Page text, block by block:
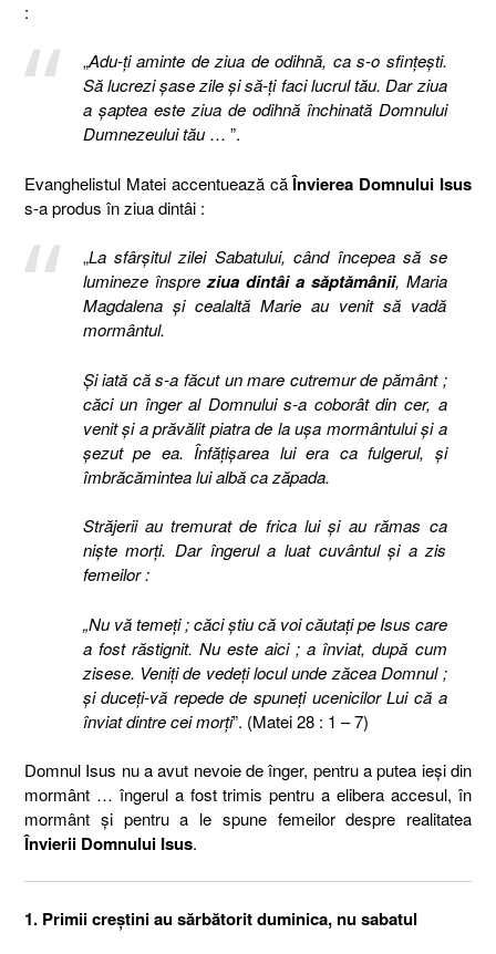
:
„Adu-ţi aminte de ziua de odihnă, ca s-o sfinţeşti.
Să lucrezi şase zile şi să-ţi faci lucrul tău. Dar ziua
a şaptea este ziua de odihnă închinată Domnului
Dumnezeului tău… ”.
Evanghelistul Matei accentuează căÎnvierea Domnului Isus
s-a produs în ziua dintâi :
„La sfârşitul zilei Sabatului, când începea să se
lumineze înspre ziua dintâi a săptămânii, Maria
Magdalena şi cealaltă Marie au venit să vadă
mormântul.
Şi iată că s-a făcut un mare cutremur de pământ ;
căci un înger al Domnului s-a coborât din cer, a
venit şi a prăvălit piatra de la uşa mormântului şi a
şezut pe ea. Înfăţişarea lui era ca fulgerul, şi
îmbrăcămintea lui albă ca zăpada.
Străjerii au tremurat de frica lui şi au rămas ca
nişte morţi. Dar îngerul a luat cuvântul şi a zis
femeilor :
„Nu vă temeţi ; căci ştiu că voi căutaţi pe Isus care
a fost răstignit. Nu este aici ; a înviat, după cum
zisese. Veniţi de vedeţi locul unde zăcea Domnul ;
şi duceţi-vă repede de spuneţi ucenicilor Lui că a
înviat dintre cei morţi”. (Matei 28 : 1 – 7)
Domnul Isus nu a avut nevoie de înger, pentru a putea ieşi din
mormânt … îngerul a fost trimis pentru a elibera accesul, în
mormânt şi pentru a le spune femeilor despre realitatea
Învierii Domnului Isus.
1. Primii creştini au sărbătorit duminica, nu sabatul